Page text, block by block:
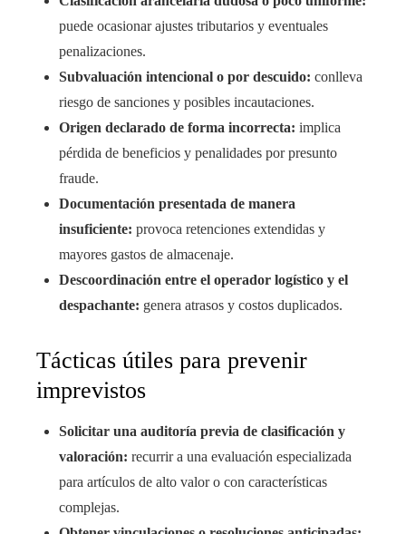
puede ocasionar ajustes tributarios y eventuales
penalizaciones.
Subvaluación intencional o por descuido: conlleva
riesgo de sanciones y posibles incautaciones.
Origen declarado de forma incorrecta: implica
pérdida de beneficios y penalidades por presunto
fraude.
Documentación presentada de manera
insuficiente: provoca retenciones extendidas y
mayores gastos de almacenaje.
Descoordinación entre el operador logístico y el
despachante: genera atrasos y costos duplicados.
Tácticas útiles para prevenir
imprevistos
Solicitar una auditoría previa de clasificación y
valoración: recurrir a una evaluación especializada
para artículos de alto valor o con características
complejas.